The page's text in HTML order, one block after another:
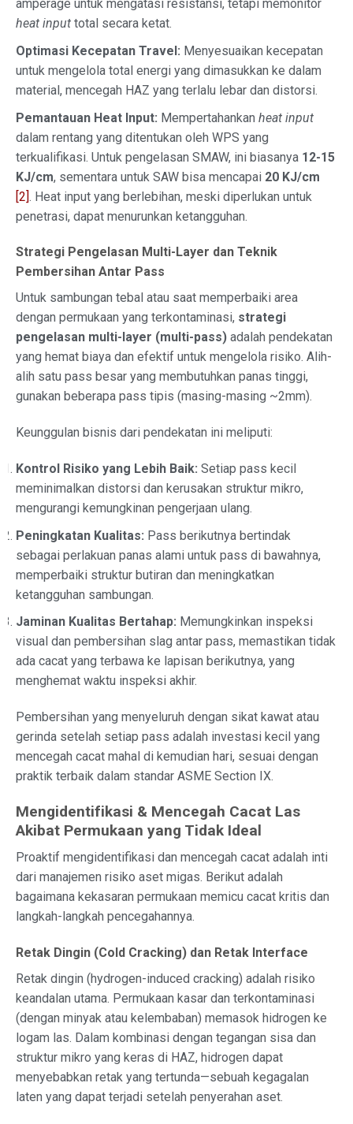
amperage untuk mengatasi resistansi, tetapi memonitor
heat input total secara ketat.
Optimasi Kecepatan Travel: Menyesuaikan kecepatan
untuk mengelola total energi yang dimasukkan ke dalam
material, mencegah HAZ yang terlalu lebar dan distorsi.
Pemantauan Heat Input: Mempertahankan heat input
dalam rentang yang ditentukan oleh WPS yang
terkualifikasi. Untuk pengelasan SMAW, ini biasanya 12-15
KJ/cm, sementara untuk SAW bisa mencapai 20 KJ/cm
[2]. Heat input yang berlebihan, meski diperlukan untuk
penetrasi, dapat menurunkan ketangguhan.
Strategi Pengelasan Multi-Layer dan Teknik
Pembersihan Antar Pass
Untuk sambungan tebal atau saat memperbaiki area
dengan permukaan yang terkontaminasi, strategi
pengelasan multi-layer (multi-pass) adalah pendekatan
yang hemat biaya dan efektif untuk mengelola risiko. Alih-
alih satu pass besar yang membutuhkan panas tinggi,
gunakan beberapa pass tipis (masing-masing ~2mm).
Keunggulan bisnis dari pendekatan ini meliputi:
Kontrol Risiko yang Lebih Baik: Setiap pass kecil
meminimalkan distorsi dan kerusakan struktur mikro,
mengurangi kemungkinan pengerjaan ulang.
Peningkatan Kualitas: Pass berikutnya bertindak
sebagai perlakuan panas alami untuk pass di bawahnya,
memperbaiki struktur butiran dan meningkatkan
ketangguhan sambungan.
Jaminan Kualitas Bertahap: Memungkinkan inspeksi
visual dan pembersihan slag antar pass, memastikan tidak
ada cacat yang terbawa ke lapisan berikutnya, yang
menghemat waktu inspeksi akhir.
Pembersihan yang menyeluruh dengan sikat kawat atau
gerinda setelah setiap pass adalah investasi kecil yang
mencegah cacat mahal di kemudian hari, sesuai dengan
praktik terbaik dalam standar ASME Section IX.
Mengidentifikasi & Mencegah Cacat Las
Akibat Permukaan yang Tidak Ideal
Proaktif mengidentifikasi dan mencegah cacat adalah inti
dari manajemen risiko aset migas. Berikut adalah
bagaimana kekasaran permukaan memicu cacat kritis dan
langkah-langkah pencegahannya.
Retak Dingin (Cold Cracking) dan Retak Interface
Retak dingin (hydrogen-induced cracking) adalah risiko
keandalan utama. Permukaan kasar dan terkontaminasi
(dengan minyak atau kelembaban) memasok hidrogen ke
logam las. Dalam kombinasi dengan tegangan sisa dan
struktur mikro yang keras di HAZ, hidrogen dapat
menyebabkan retak yang tertunda—sebuah kegagalan
laten yang dapat terjadi setelah penyerahan aset.